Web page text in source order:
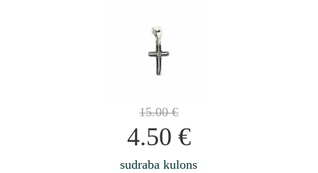
15.00€
4.50 €
sudraba kulons